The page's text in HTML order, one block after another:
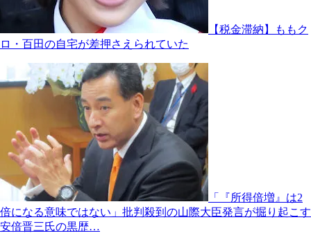
【税金滞納】ももク
ロ・百田の自宅が差押さえられていた
「『所得倍増』は2
倍になる意味ではない」批判殺到の山際大臣発言が掘り起こす
安倍晋三氏の黒歴…